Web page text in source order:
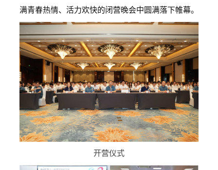
满青春热情、活力欢快的闭营晚会中圆满落下帷幕。
开营仪式